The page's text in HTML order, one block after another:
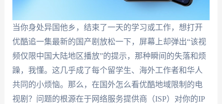
当你身处异国他乡，结束了一天的学习或工作，想打开
优酷追一集最新的国产剧放松一下，屏幕上却弹出“该视
频仅限中国大陆地区播放”的提示，那种瞬间的失落和烦
躁，我懂。这几乎成了每个留学生、海外工作者和华人
共同的小烦恼。那么，在国外怎么看优酷地域限制的电
视剧？问题的根源在于网络服务提供商（ISP）对你的IP